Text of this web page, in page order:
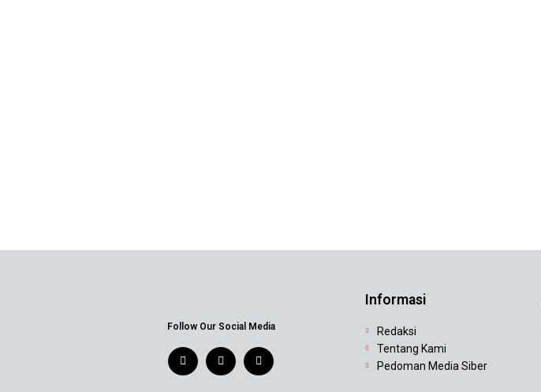
Follow Our Social Media
Informasi
Redaksi
Tentang Kami
Pedoman Media Siber